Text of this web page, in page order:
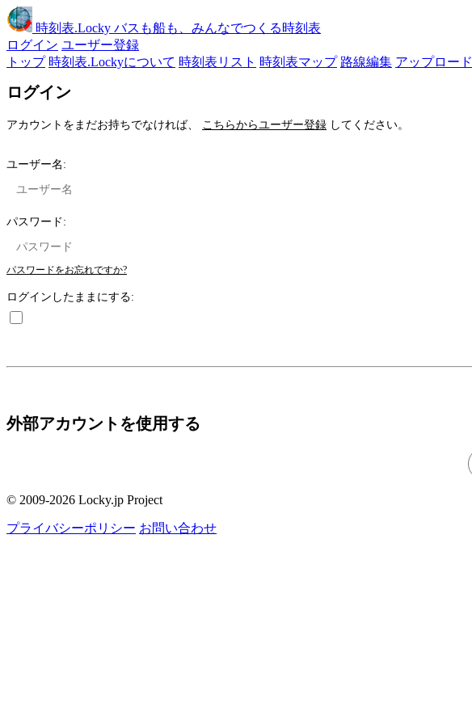
時刻表.Locky バスも船も、みんなでつくる時刻表
ログイン ユーザー登録
トップ 時刻表.Lockyについて 時刻表リスト 時刻表マップ 路線編集 アップロード
ログイン
アカウントをまだお持ちでなければ、 こちらからユーザー登録 してください。
ユーザー名:
パスワード:
パスワードをお忘れですか?
ログインしたままにする:
外部アカウントを使用する
© 2009-2026 Locky.jp Project
プライバシーポリシー お問い合わせ